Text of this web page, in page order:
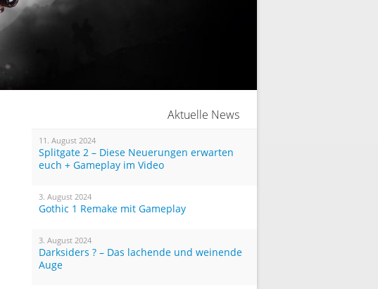
Aktuelle News
11. August 2024
Splitgate 2 – Diese Neuerungen erwarten
euch + Gameplay im Video
3. August 2024
Gothic 1 Remake mit Gameplay
3. August 2024
Darksiders ? – Das lachende und weinende
Auge